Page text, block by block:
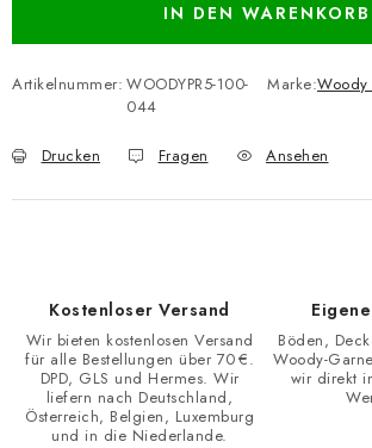
IN DEN WARENKORB
Artikelnummer: WOODYPR5-100-
044
Marke:Woody
Drucken Fragen Ansehen
Kostenloser Versand
Wir bieten kostenlosen Versand
für alle Bestellungen über 70 €.
DPD, GLS und Hermes. Wir
liefern nach Deutschland,
Österreich, Belgien, Luxemburg
und in die Niederlande.
Böden,
Woody-
wir direkt